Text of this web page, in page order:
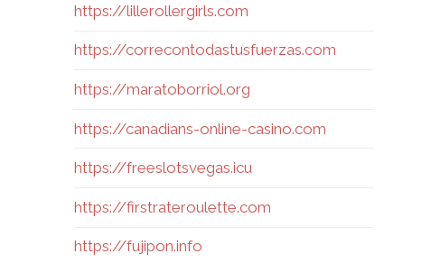
https://lillerollergirls.com
https://correcontodastusfuerzas.com
https://maratoborriol.org
https://canadians-online-casino.com
https://freeslotsvegas.icu
https://firstrateroulette.com
https://fujipon.info